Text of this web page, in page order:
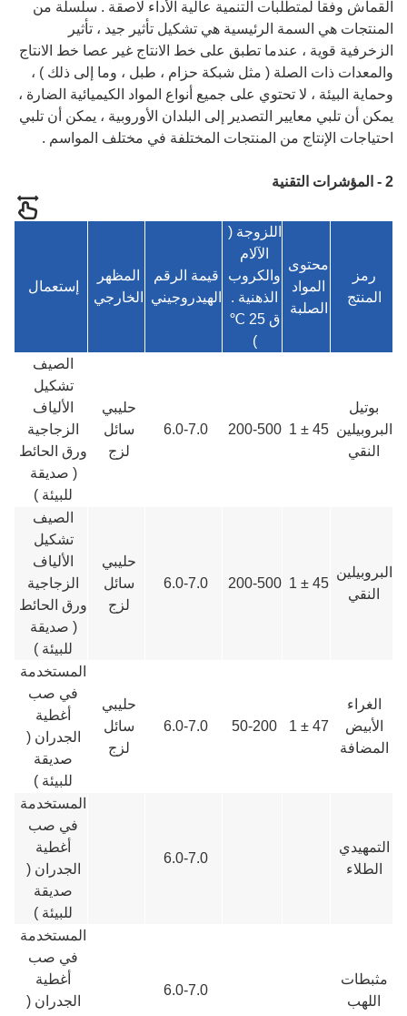
القماش وفقا لمتطلبات التنمية عالية الأداء لاصقة . سلسلة من
المنتجات هي السمة الرئيسية هي تشكيل تأثير جيد ، تأثير
الزخرفية قوية ، عندما تطبق على خط الانتاج غير عصا خط الانتاج
والمعدات ذات الصلة ( مثل شبكة حزام ، طبل ، وما إلى ذلك ) ،
وحماية البيئة ، لا تحتوي على جميع أنواع المواد الكيميائية الضارة ،
يمكن أن تلبي معايير التصدير إلى البلدان الأوروبية ، يمكن أن تلبي
احتياجات الإنتاج من المنتجات المختلفة في مختلف المواسم .
2 - المؤشرات التقنية
رمز
المنتج
محتوى
المواد
الصلبة
اللزوجة (
الآلام
والكروب
الذهنية .
ق 25 ℃
)
قيمة الرقم
الهيدروجيني
المظهر
الخارجي
إستعمال
بوتيل
البروبيلين
النقي
45 ± 1
200-500
6.0-7.0
حليبي
سائل
لزج
الصيف
تشكيل
الألياف
الزجاجية
ورق الحائط
( صديقة
للبيئة )
البروبيلين
النقي
45 ± 1
200-500
6.0-7.0
حليبي
سائل
لزج
الصيف
تشكيل
الألياف
الزجاجية
ورق الحائط
( صديقة
للبيئة )
الغراء
الأبيض
المضافة
47 ± 1
50-200
6.0-7.0
حليبي
سائل
لزج
المستخدمة
في صب
أغطية
الجدران (
صديقة
للبيئة )
التمهيدي
الطلاء
6.0-7.0
المستخدمة
في صب
أغطية
الجدران (
صديقة
للبيئة )
مثبطات
اللهب
6.0-7.0
المستخدمة
في صب
أغطية
الجدران (